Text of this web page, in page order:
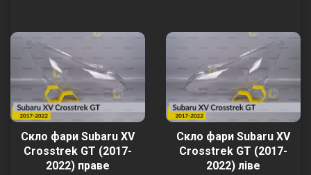
Скло фари Subaru XV
Crosstrek GT (2017-
2022) праве
Скло фари Subaru XV
Crosstrek GT (2017-
2022) ліве